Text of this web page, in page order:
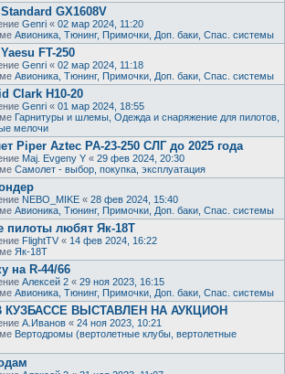
GX1608V
Genri « 02 мар 2024, 11:20
Авионика, Тюнинг, Примочки, Доп. баки, Спас. системы
FT-250
Genri « 02 мар 2024, 11:18
Авионика, Тюнинг, Примочки, Доп. баки, Спас. системы
Clark H10-20
Genri « 01 мар 2024, 18:55
Гарнитуры и шлемы, Одежда и снаряжение для пилотов,
мелочи
Piper Aztec PA-23-250 СЛГ до 2025 года
Maj. Evgeny Y « 29 фев 2024, 20:30
Самолет - выбор, покупка, эксплуатация
NEBO_MIKE « 28 фев 2024, 15:40
Авионика, Тюнинг, Примочки, Доп. баки, Спас. системы
пилоты любят Як-18Т
FlightTV « 14 фев 2024, 16:22
Як-18Т
на R-44/66
Алексей 2 « 29 ноя 2023, 16:15
Авионика, Тюнинг, Примочки, Доп. баки, Спас. системы
ВЫСТАВЛЕН НА АУКЦИОН
А.Иванов « 24 ноя 2023, 10:21
Вертодромы (вертолетные клубы, вертолетные